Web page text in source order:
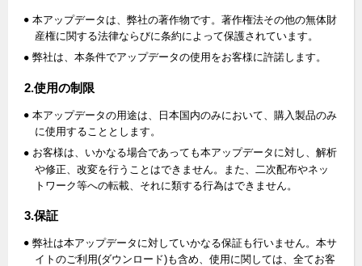
本アップデータは、弊社の著作物です。著作権法その他の無体財
産権に関する法律ならびに条約によって保護されています。
弊社は、本条件でアップデータの使用をお客様に許諾します。
2.使用の制限
本アップデータの用途は、日本国内のみにおいて、購入製品のみ
に使用することとします。
お客様は、いかなる場合であっても本アップデータに対し、解析
や修正、改変を行うことはできません。また、二次配布やネッ
トワーク等への転載、それに類する行為はできません。
3.保証
弊社は本アップデータに対していかなる保証も行いません。本サ
イトのご利用(ダウンロード)も含め、使用に関しては、全てお客